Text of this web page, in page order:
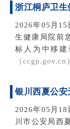
浙江桐庐卫
2026年05月15
生健康局院前
标人为中移建
（ccgp.gov.cn）
银川西夏公安
2026年05月18
川市公安局西